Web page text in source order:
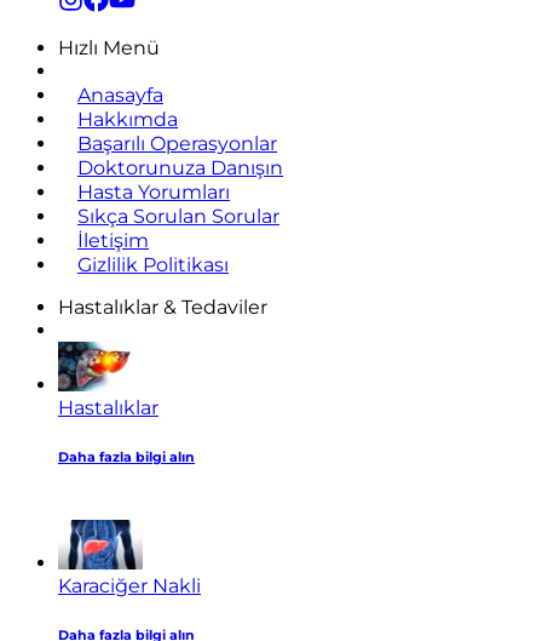
Hızlı Menü
Anasayfa
Hakkımda
Başarılı Operasyonlar
Doktorunuza Danışın
Hasta Yorumları
Sıkça Sorulan Sorular
İletişim
Gizlilik Politikası
Hastalıklar & Tedaviler
Hastalıklar
Daha fazla bilgi alın
Karaciğer Nakli
Daha fazla bilgi alın